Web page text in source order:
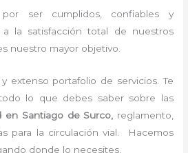
por ser cumplidos, confiables y
a la satisfacción total de nuestros
nuestro mayor objetivo.
extenso portafolio de servicios. Te
lo que debes saber sobre las
en Santiago de Surco, reglamento,
para la circulación vial. Hacemos
donde lo necesites.